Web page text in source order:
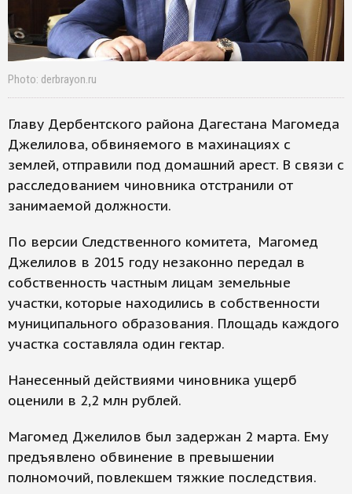
Photo: derbrayon.ru
Главу Дербентского района Дагестана Магомеда
Джелилова, обвиняемого в махинациях с
землей, отправили под домашний арест. В связи с
расследованием чиновника отстранили от
занимаемой должности.
По версии Следственного комитета, Магомед
Джелилов в 2015 году незаконно передал в
собственность частным лицам земельные
участки, которые находились в собственности
муниципального образования. Площадь каждого
участка составляла один гектар.
Нанесенный действиями чиновника ущерб
оценили в 2,2 млн рублей.
Магомед Джелилов был задержан 2 марта. Ему
предъявлено обвинение в превышении
полномочий, повлекшем тяжкие последствия.